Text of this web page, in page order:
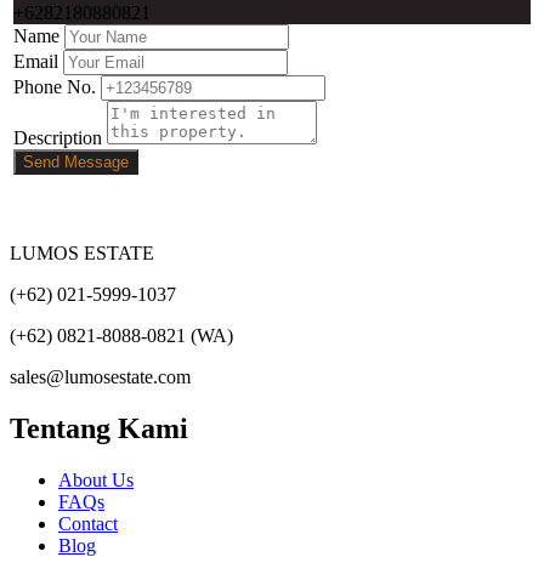
+6282180880821
Name
Email
Phone No.
Description
Send Message
LUMOS ESTATE
(+62) 021-5999-1037
(+62) 0821-8088-0821 (WA)
sales@lumosestate.com
Tentang Kami
About Us
FAQs
Contact
Blog